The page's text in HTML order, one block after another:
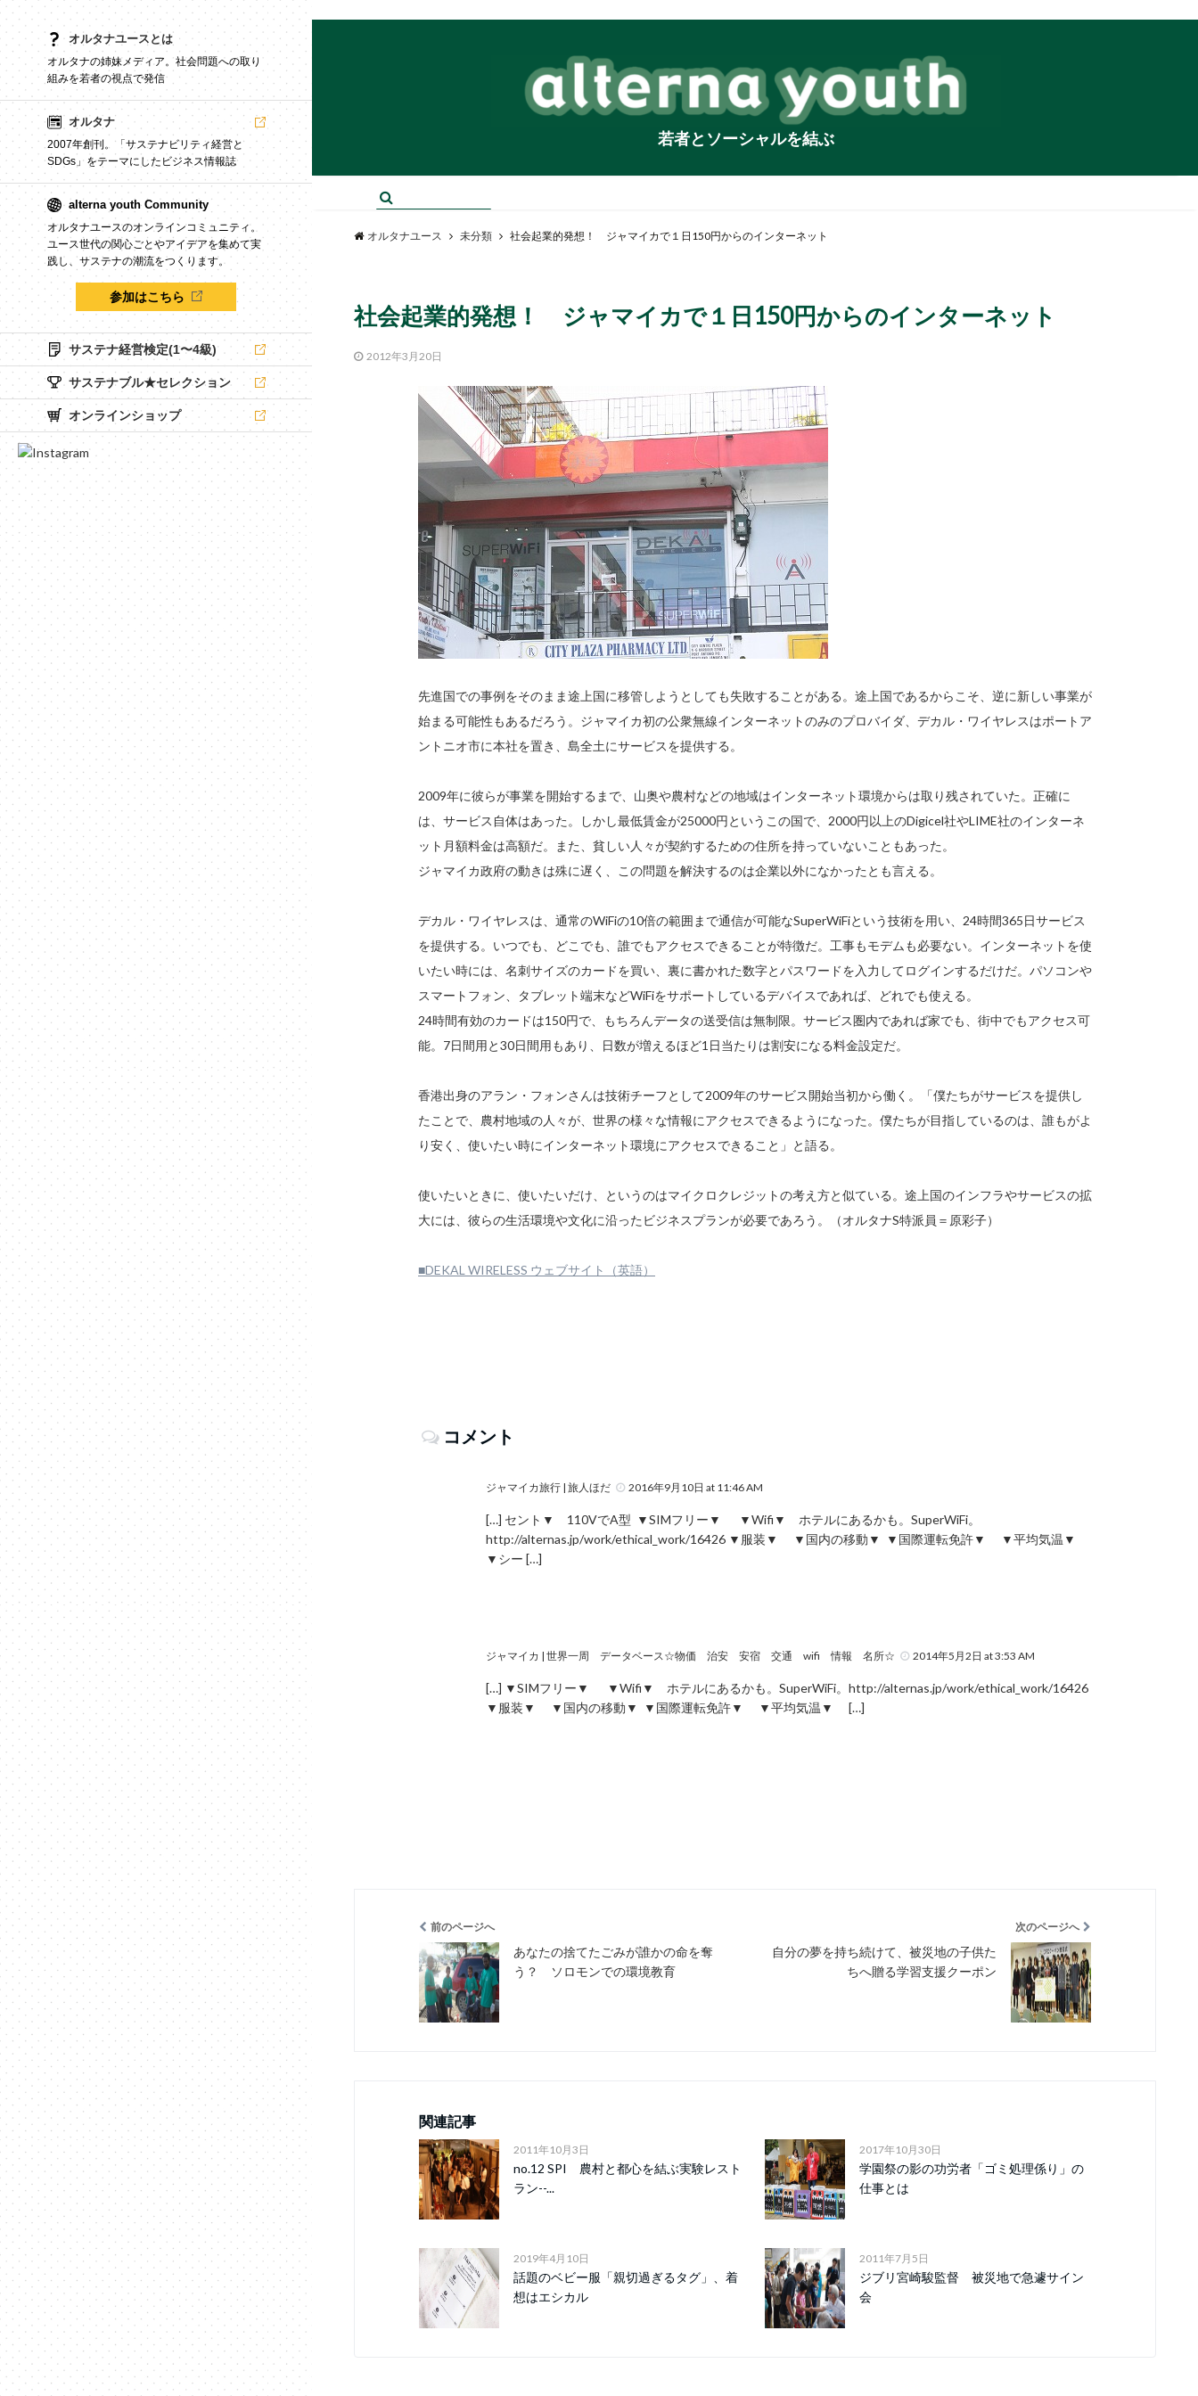
オルタナユースとは
オルタナの姉妹メディア。社会問題への取り
組みを若者の視点で発信
オルタナ
2007年創刊。「サステナビリティ経営と
SDGs」をテーマにしたビジネス情報誌
alterna youth Community
オルタナユースのオンラインコミュニティ。
ユース世代の関心ごとやアイデアを集めて実
践し、サステナの潮流をつくります。
参加はこちら
サステナ経営検定(1〜4級)
サステナブル★セレクション
オンラインショップ
若者とソーシャルを結ぶ
オルタナユース 未分類 社会起業的発想！ ジャマイカで１日150円からのインターネット
社会起業的発想！ ジャマイカで１日150円からのインターネット
2012年3月20日
先進国での事例をそのまま途上国に移管しようとしても失敗することがある。途上国であるからこそ、逆に新しい事業が
始まる可能性もあるだろう。ジャマイカ初の公衆無線インターネットのみのプロバイダ、デカル・ワイヤレスはポートア
ントニオ市に本社を置き、島全土にサービスを提供する。
2009年に彼らが事業を開始するまで、山奥や農村などの地域はインターネット環境からは取り残されていた。正確に
は、サービス自体はあった。しかし最低賃金が25000円というこの国で、2000円以上のDigicel社やLIME社のインターネ
ット月額料金は高額だ。また、貧しい人々が契約するための住所を持っていないこともあった。
ジャマイカ政府の動きは殊に遅く、この問題を解決するのは企業以外になかったとも言える。
デカル・ワイヤレスは、通常のWiFiの10倍の範囲まで通信が可能なSuperWiFiという技術を用い、24時間365日サービス
を提供する。いつでも、どこでも、誰でもアクセスできることが特徴だ。工事もモデムも必要ない。インターネットを使
いたい時には、名刺サイズのカードを買い、裏に書かれた数字とパスワードを入力してログインするだけだ。パソコンや
スマートフォン、タブレット端末などWiFiをサポートしているデバイスであれば、どれでも使える。
24時間有効のカードは150円で、もちろんデータの送受信は無制限。サービス圏内であれば家でも、街中でもアクセス可
能。7日間用と30日間用もあり、日数が増えるほど1日当たりは割安になる料金設定だ。
香港出身のアラン・フォンさんは技術チーフとして2009年のサービス開始当初から働く。「僕たちがサービスを提供し
たことで、農村地域の人々が、世界の様々な情報にアクセスできるようになった。僕たちが目指しているのは、誰もがよ
り安く、使いたい時にインターネット環境にアクセスできること」と語る。
使いたいときに、使いたいだけ、というのはマイクロクレジットの考え方と似ている。途上国のインフラやサービスの拡
大には、彼らの生活環境や文化に沿ったビジネスプランが必要であろう。（オルタナS特派員＝原彩子）
■DEKAL WIRELESS ウェブサイト（英語）
コメント
ジャマイカ旅行 | 旅人ほだ 2016年9月10日 at 11:46 AM
[…] セント▼ 110VでA型 ▼SIMフリー▼ ▼Wifi▼ ホテルにあるかも。SuperWiFi。
http://alternas.jp/work/ethical_work/16426 ▼服装▼ ▼国内の移動▼ ▼国際運転免許▼ ▼平均気温▼
▼シー […]
ジャマイカ | 世界一周 データベース☆物価 治安 安宿 交通 wifi 情報 名所☆ 2014年5月2日 at 3:53 AM
[…] ▼SIMフリー▼ ▼Wifi▼ ホテルにあるかも。SuperWiFi。http://alternas.jp/work/ethical_work/16426
▼服装▼ ▼国内の移動▼ ▼国際運転免許▼ ▼平均気温▼ […]
前のページへ
あなたの捨てたごみが誰かの命を奪
う？ ソロモンでの環境教育
次のページへ
自分の夢を持ち続けて、被災地の子供た
ちへ贈る学習支援クーポン
関連記事
2011年10月3日
no.12 SPI 農村と都心を結ぶ実験レスト
ラン--...
2017年10月30日
学園祭の影の功労者「ゴミ処理係り」の
仕事とは
2019年4月10日
話題のベビー服「親切過ぎるタグ」、着
想はエシカル
2011年7月5日
ジブリ宮崎駿監督 被災地で急遽サイン
会